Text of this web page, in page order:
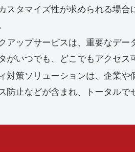
タマイズ性が求められる場
アップサービスは、重要なデ
いつでも、どこでもアクセス
対策ソリューションは、企業
止などが含まれ、トータルで